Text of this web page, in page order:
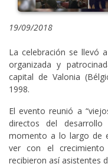
19/09/2018
La celebración se llevó
organizada y
capital de Valonia
1998.
El evento reunió a
directos del
momento a lo largo de
ver con el
recibieron así asistentes